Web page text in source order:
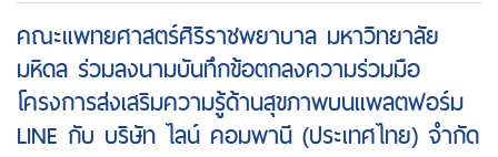
คณะแพทยศาสตร์ศิริราชพยาบาล มหาวิทยาลัย
มหิดล ร่วมลงนามบันทึกข้อตกลงความร่วมมือ
โครงการส่งเสริมความรู้ด้านสุขภาพบนแพลตฟอร์ม
LINE กับ บริษัท ไลน์ คอมพานี (ประเทศไทย) จํากัด